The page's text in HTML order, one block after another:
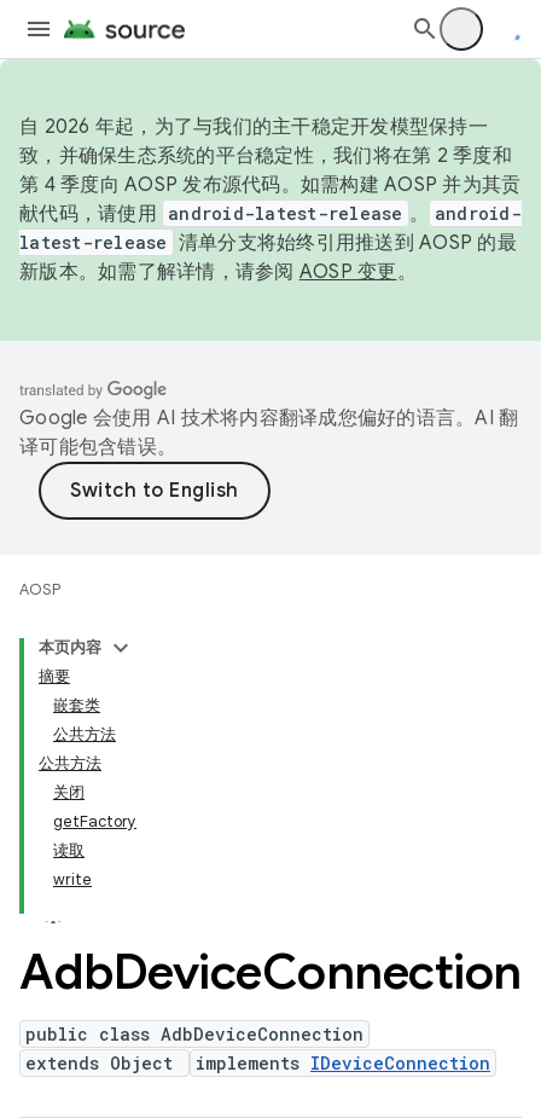
自 2026 年起，为了与我们的主干稳定开发模型保持一
致，并确保生态系统的平台稳定性，我们将在第 2 季度和
第 4 季度向 AOSP 发布源代码。如需构建 AOSP 并为其贡
献代码，请使用 android-latest-release 。
android-
latest-release 清单分支将始终引用推送到 AOSP 的最
新版本。如需了解详情，请参阅 AOSP 变更。
Google 会使用 AI 技术将内容翻译成您偏好的语言。AI 翻
译可能包含错误。
AOSP
本页内容
摘要
嵌套类
公共方法
公共方法
关闭
getFactory
读取
write
AdbDeviceConnection
public class AdbDeviceConnection
extends Object
implements IDeviceConnection